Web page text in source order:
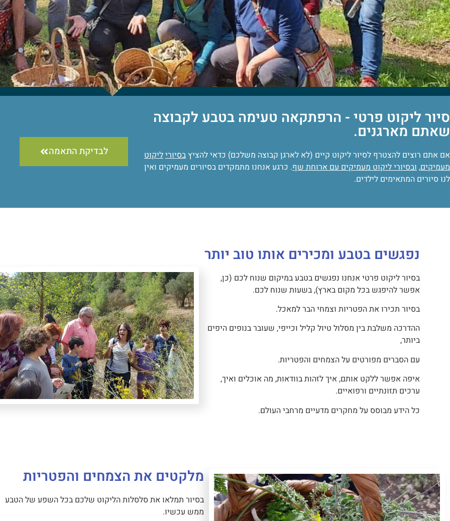
סיור ליקוט פרטי - הרפתקאה טעימה בטבע לקבוצה
שאתם מארגנים.
אם אתם רוצים להצטרף לסיור ליקוט קיים (לא לארגן קבוצה משלכם) כדאי להציץ בסיוריליקוט
מעמיקים,ובסיורי ליקוט מעמיקים עם ארוחת שף. כרגע אנחנו מתמקדים בסיורים מעמיקים ואין
לנו סיורים המתאימים לילדים.
לבדיקת התאמה
נפגשים בטבע ומכירים אותו טוב יותר
בסיור ליקוט פרטי אנחנו נפגשים בטבע במיקום שנוח לכם (כן,
אפשר להיפגש בכל מקום בארץ), בשעות שנוח לכם.
בסיור תכירו את הפטריות וצמחי הבר למאכל.
ההדרכה משלבת בין מסלול טיול קליל וכייפי, שעובר בנופים היפים
ביותר,
עם הסברים מפורטים על הצמחים והפטריות.
איפה אפשר ללקט אותם, איך לזהות בוודאות, מה אוכלים ואיך,
ערכים תזונתיים ורפואיים.
כל הידע מבוסס על מחקרים מדעיים מרחבי העולם.
מלקטים את הצמחים והפטריות
בסיור תמלאו את סלסלות הליקוט שלכם בכל השפע של הטבע
ממש עכשיו.